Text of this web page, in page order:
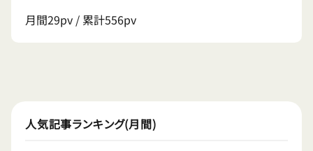
月間29pv / 累計556pv
人気記事ランキング(月間)